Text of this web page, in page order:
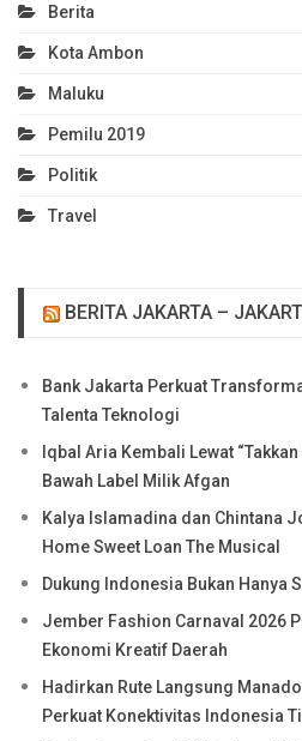
Berita
Kota Ambon
Maluku
Pemilu 2019
Politik
Travel
BERITA JAKARTA –
Bank Jakarta Perkuat
Talenta Teknologi
Iqbal Aria Kembali Lewat
Bawah Label Milik Afgan
Kalya Islamadina dan Chintana
Home Sweet Loan The Musical
Dukung Indonesia Bukan Hanya
Jember Fashion Carnaval 2026
Ekonomi Kreatif Daerah
Hadirkan Rute Langsung
Perkuat Konektivitas Indonesia